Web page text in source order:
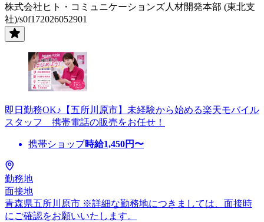
株式会社ヒト・コミュニケーションズ人材開発本部 (東北支
社)/s0f172026052901
即日勤務OK♪【五所川原市】未経験から始める楽天モバイル
スタッフ 携帯電話の販売をお任せ！
携帯ショップ時給1,450円〜
勤務地
面接地
青森県五所川原市 ※詳細な勤務地につきましては、面接時
にご確認をお願いいたします。